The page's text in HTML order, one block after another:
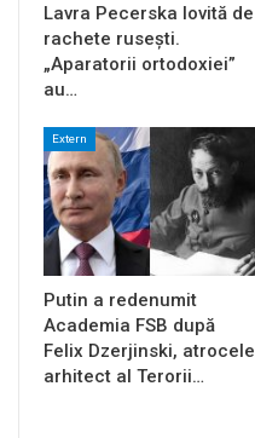
Lavra Pecerska lovită de
rachete rusești.
„Aparatorii ortodoxiei”
au…
Extern
Putin a redenumit
Academia FSB după
Felix Dzerjinski, atrocele
arhitect al Terorii…